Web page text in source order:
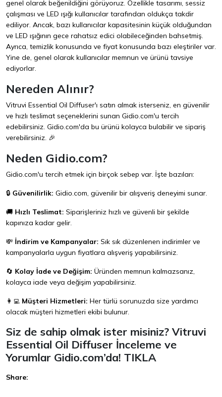
genel olarak beğenildiğini görüyoruz. Özellikle tasarımı, sessiz
çalışması ve LED ışığı kullanıcılar tarafından oldukça takdir
ediliyor. Ancak, bazı kullanıcılar kapasitesinin küçük olduğundan
ve LED ışığının gece rahatsız edici olabileceğinden bahsetmiş.
Ayrıca, temizlik konusunda ve fiyat konusunda bazı eleştiriler var.
Yine de, genel olarak kullanıcılar memnun ve ürünü tavsiye
ediyorlar.
Nereden Alınır?
Vitruvi Essential Oil Diffuser'ı satın almak isterseniz, en güvenilir
ve hızlı teslimat seçeneklerini sunan Gidio.com'u tercih
edebilirsiniz. Gidio.com'da bu ürünü kolayca bulabilir ve sipariş
verebilirsiniz. 🎉
Neden Gidio.com?
Gidio.com'u tercih etmek için birçok sebep var. İşte bazıları:
🔒 Güvenilirlik: Gidio.com, güvenilir bir alışveriş deneyimi sunar.
🚚 Hızlı Teslimat: Siparişleriniz hızlı ve güvenli bir şekilde
kapınıza kadar gelir.
💸 İndirim ve Kampanyalar: Sık sık düzenlenen indirimler ve
kampanyalarla uygun fiyatlara alışveriş yapabilirsiniz.
🔄 Kolay İade ve Değişim: Üründen memnun kalmazsanız,
kolayca iade veya değişim yapabilirsiniz.
👩‍💻 Müşteri Hizmetleri: Her türlü sorunuzda size yardımcı
olacak müşteri hizmetleri ekibi bulunur.
Siz de sahip olmak ister misiniz? Vitruvi
Essential Oil Diffuser İnceleme ve
Yorumlar Gidio.com’da! TIKLA
Share: